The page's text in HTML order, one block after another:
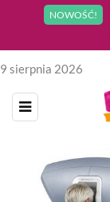
NOWOŚĆ!
9 sierpnia 2026